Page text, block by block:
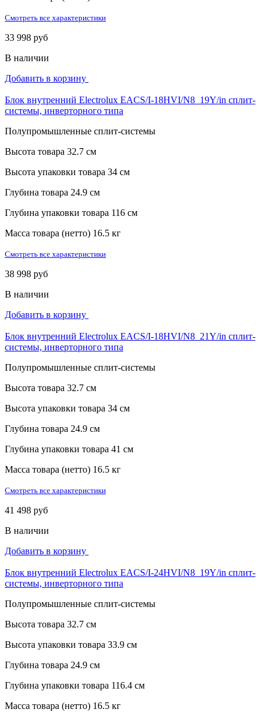
Смотреть все характеристики
33 998 руб
В наличии
Добавить в корзину
Блок внутренний Electrolux EACS/I-18HVI/N8_19Y/in сплит-
системы, инверторного типа
Полупромышленные сплит-системы
Высота товара 32.7 см
Высота упаковки товара 34 см
Глубина товара 24.9 см
Глубина упаковки товара 116 см
Масса товара (нетто) 16.5 кг
Смотреть все характеристики
38 998 руб
В наличии
Добавить в корзину
Блок внутренний Electrolux EACS/I-18HVI/N8_21Y/in сплит-
системы, инверторного типа
Полупромышленные сплит-системы
Высота товара 32.7 см
Высота упаковки товара 34 см
Глубина товара 24.9 см
Глубина упаковки товара 41 см
Масса товара (нетто) 16.5 кг
Смотреть все характеристики
41 498 руб
В наличии
Добавить в корзину
Блок внутренний Electrolux EACS/I-24HVI/N8_19Y/in сплит-
системы, инверторного типа
Полупромышленные сплит-системы
Высота товара 32.7 см
Высота упаковки товара 33.9 см
Глубина товара 24.9 см
Глубина упаковки товара 116.4 см
Масса товара (нетто) 16.5 кг